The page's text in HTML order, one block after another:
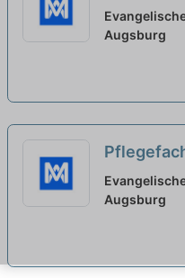
oder
Augsburg
oder
Augsburg